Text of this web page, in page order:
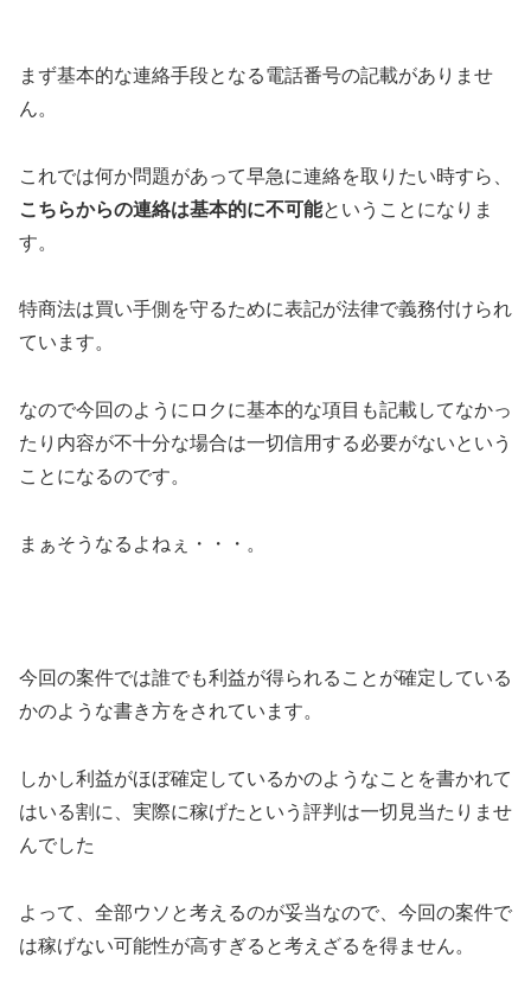
まず基本的な連絡手段となる電話番号の記載がありませ
ん。
これでは何か問題があって早急に連絡を取りたい時すら、
こちらからの連絡は基本的に不可能ということになりま
す。
特商法は買い手側を守るために表記が法律で義務付けられ
ています。
なので今回のように ロクに基本的な項目も記載してなかっ
たり内容が不十分な場合は一切信用する必要がないという
ことになるのです。
まぁそうなるよねぇ・・・。
今回の案件では誰でも利益が得られることが確定している
かのような書き方をされています。
しかし利益がほぼ確定しているかのようなことを書かれて
はいる割に、 実際に稼げたという評判は一切見当たりませ
んでした
よって、全部ウソと考えるのが妥当なので、今回の案件で
は稼げない可能性が高すぎると考えざるを得ません。